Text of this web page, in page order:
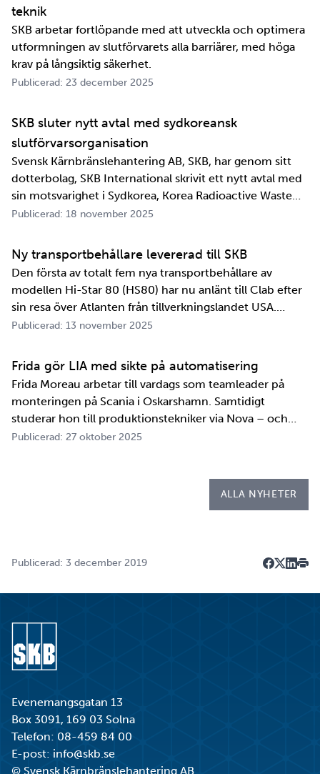
teknik
SKB arbetar fortlöpande med att utveckla och optimera
utformningen av slutförvarets alla barriärer, med höga
krav på långsiktig säkerhet.
Publicerad: 23 december 2025
SKB sluter nytt avtal med sydkoreansk
slutförvarsorganisation
Svensk Kärnbränslehantering AB, SKB, har genom sitt
dotterbolag, SKB International skrivit ett nytt avtal med
sin motsvarighet i Sydkorea, Korea Radioactive Waste
Agency, KORAD. Avtalet, som är ett så kallat
samarbetet mellan de två organisationerna. …
Publicerad: 18 november 2025
Ny transportbehållare levererad till SKB
Den första av totalt fem nya transportbehållare av
modellen Hi-Star 80 (HS80) har nu anlänt till Clab efter
sin resa över Atlanten från tillverkningslandet USA.
Innan transportbehållaren kan bli en del av SKB:s
tester och utbildningar. Redan 2008 i…
Publicerad: 13 november 2025
Frida gör LIA med sikte på automatisering
Frida Moreau arbetar till vardags som teamleader på
monteringen på Scania i Oskarshamn. Samtidigt
studerar hon till produktionstekniker via Nova – och
under tio veckor i höst gör hon både sin praktik, även
Publicerad: 27 oktober 2025
ALLA NYHETER
Publicerad: 3 december 2019
Evenemangsgatan 13
Box 3091, 169 03 Solna
Telefon: 08-459 84 00
E-post: info@skb.se
© Svensk Kärnbränslehantering AB